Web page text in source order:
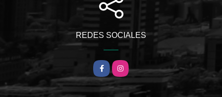
REDES SOCIALES
Facebook
Instagram